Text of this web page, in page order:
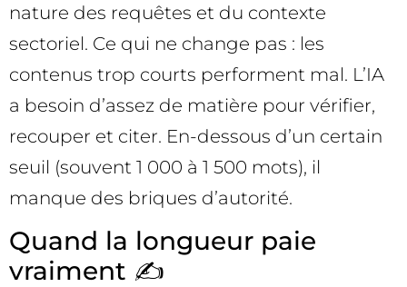
nature des requêtes et du contexte
sectoriel. Ce qui ne change pas : les
contenus trop courts performent mal. L’IA
a besoin d’assez de matière pour vérifier,
recouper et citer. En-dessous d’un certain
seuil (souvent 1 000 à 1 500 mots), il
manque des briques d’autorité.
Quand la longueur paie
vraiment ✍️